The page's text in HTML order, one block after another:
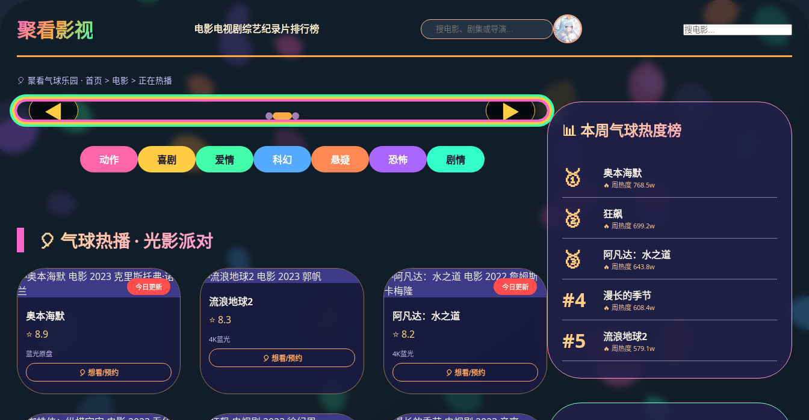
聚看影视 电影电视剧综艺纪录片排行榜
🎈 聚看气球乐园 · 首页 > 电影 > 正在热播
◀ ▶
动作 喜剧 爱情 科幻 悬疑 恐怖 剧情
🎈 气球热播 · 光影派对
今日更新
奥本海默
⭐ 8.9
蓝光原盘
🎈 想看/预约
流浪地球2
⭐ 8.3
4K蓝光
🎈 想看/预约
今日更新
阿凡达：水之道
⭐ 8.2
4K蓝光
🎈 想看/预约
📊 本周气球热度榜
🥇 奥本海默
🔥 周热度 768.5w
🥈 狂飙
🔥 周热度 699.2w
🥉 阿凡达：水之道
🔥 周热度 643.8w
#4 漫长的季节
🔥 周热度 608.4w
#5 流浪地球2
🔥 周热度 579.1w